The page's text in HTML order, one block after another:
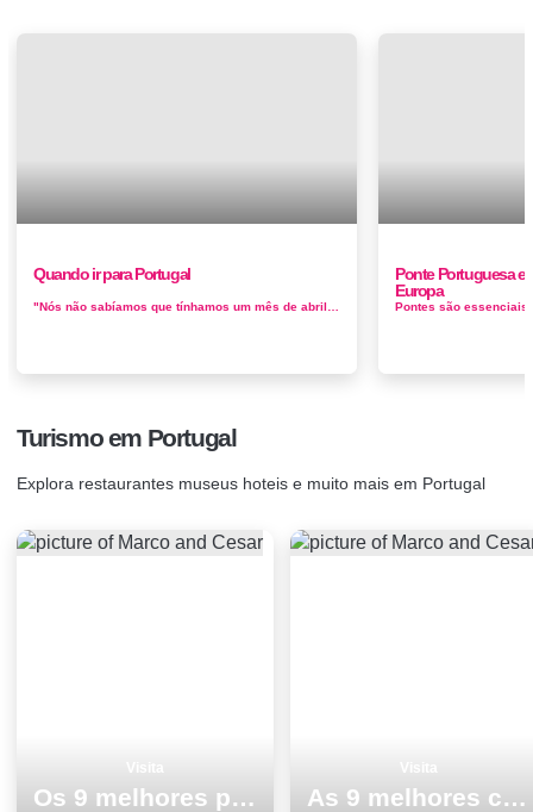
Quando ir para Portugal
Ponte Portuguesa
Europa
Turismo em Portugal
Explora restaurantes museus hoteis e muito mais em Portugal
Os 9 melhores pontos turisticos para visitar em PortimÃ£o As 9 melhores coisas para fazer e visitar em Coimbra